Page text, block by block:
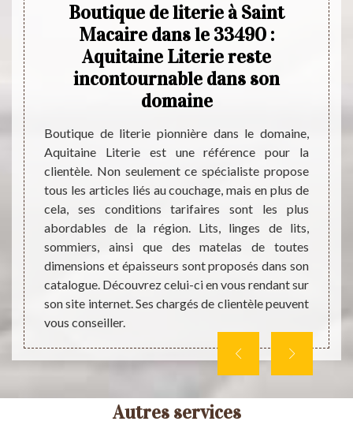
le
de
aux
être
Boutique de literie à Saint
Macaire dans le 33490 :
Aquitaine Literie reste
incontournable dans son
domaine
Boutique de literie pionnière dans le domaine,
Aquitaine Literie est une référence pour la
clientèle. Non seulement ce spécialiste propose
tous les articles liés au couchage, mais en plus de
cela, ses conditions tarifaires sont les plus
abordables de la région. Lits, linges de lits,
sommiers, ainsi que des matelas de toutes
dimensions et épaisseurs sont proposés dans son
catalogue. Découvrez celui-ci en vous rendant sur
son site internet. Ses chargés de clientèle peuvent
vous conseiller.
Que
de la
êtes
de
cœur
ses
Autres services